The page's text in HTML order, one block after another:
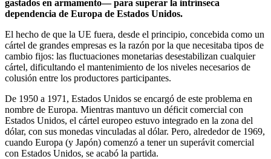
gastados en armamento— para superar la intrínseca
dependencia de Europa de Estados Unidos.
El hecho de que la UE fuera, desde el principio, concebida como un
cártel de grandes empresas es la razón por la que necesitaba tipos de
cambio fijos: las fluctuaciones monetarias desestabilizan cualquier
cártel, dificultando el mantenimiento de los niveles necesarios de
colusión entre los productores participantes.
De 1950 a 1971, Estados Unidos se encargó de este problema en
nombre de Europa. Mientras mantuvo un déficit comercial con
Estados Unidos, el cártel europeo estuvo integrado en la zona del
dólar, con sus monedas vinculadas al dólar. Pero, alrededor de 1969,
cuando Europa (y Japón) comenzó a tener un superávit comercial
con Estados Unidos, se acabó la partida.